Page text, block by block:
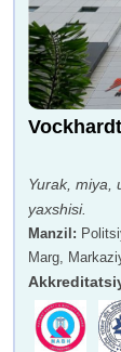
Yurak, miya,
yaxshisi.
Manzil :
Marg,